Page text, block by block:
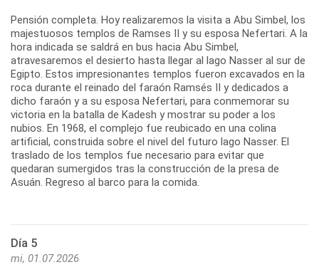
Pensión completa. Hoy realizaremos la visita a Abu Simbel, los
majestuosos templos de Ramses II y su esposa Nefertari. A la
hora indicada se saldrá en bus hacia Abu Simbel,
atravesaremos el desierto hasta llegar al lago Nasser al sur de
Egipto. Estos impresionantes templos fueron excavados en la
roca durante el reinado del faraón Ramsés II y dedicados a
dicho faraón y a su esposa Nefertari, para conmemorar su
victoria en la batalla de Kadesh y mostrar su poder a los
nubios. En 1968, el complejo fue reubicado en una colina
artificial, construida sobre el nivel del futuro lago Nasser. El
traslado de los templos fue necesario para evitar que
quedaran sumergidos tras la construcción de la presa de
Asuán. Regreso al barco para la comida.
Día 5
mi, 01.07.2026